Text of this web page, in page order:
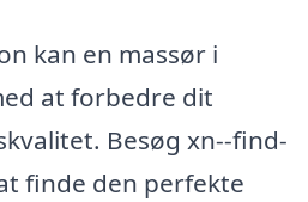
kan en massør i
at forbedre dit
Besøg xn--find-
finde den perfekte